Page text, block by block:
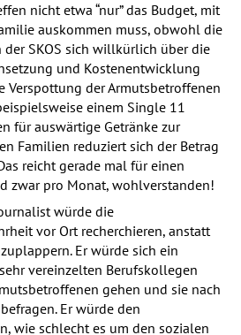
nicht etwa “nur” das Budget, mit
auskommen muss, obwohl die
der SKOS sich willkürlich über die
und Kostenentwicklung
Verspottung der Armutsbetroffenen
einem Single 11
für auswärtige Getränke zur
Familien reduziert sich der Betrag
reicht gerade mal für einen
zwar pro Monat, wohlverstanden!
würde die
vor Ort recherchieren, anstatt
Er würde sich ein
vereinzelten Berufskollegen
gehen und sie nach
Er würde den
wie schlecht es um den sozialen